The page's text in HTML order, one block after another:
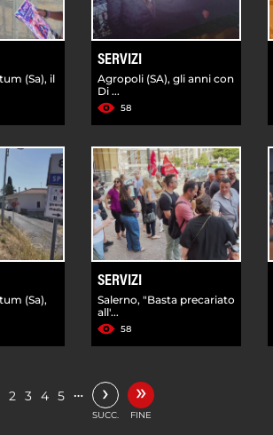
(Sa), il
SERVIZI
Agropoli (SA), gli anni con
Di ...
58
(Sa),
SERVIZI
Salerno, "Basta precariato
all'...
58
2 3 4 5 … ›
SUCC.
»
FINE